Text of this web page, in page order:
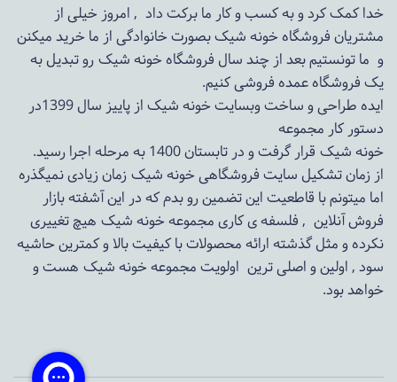
خدا کمک کرد و به کسب و کار ما برکت داد , امروز خیلی از
مشتریان فروشگاه خونه شیک بصورت خانوادگی از ما خرید میکنن
و ما تونستیم بعد از چند سال فروشگاهخونه شیکرو تبدیل به
یک فروشگاه عمده فروشی کنیم.
ایده طراحی و ساخت وبسایت خونه شیک از پاییز سال 1399در
دستور کار مجموعه
خونه شیک قرار گرفت و در تابستان 1400 به مرحله اجرا رسید.
از زمان تشکیل سایت فروشگاهیخونه شیکزمان زیادی نمیگذره
اما میتونم با قاطعیت این تضمین رو بدم که در این آشفته بازار
فروش آنلاین , فلسفه ی کاری مجموعهخونه شیک هیچ تغییری
نکرده و مثل گذشته ارائه محصولات با کیفیت بالا و کمترین حاشیه
سود , اولین و اصلی ترین اولویت مجموعهخونه شیک هست و
خواهد بود.